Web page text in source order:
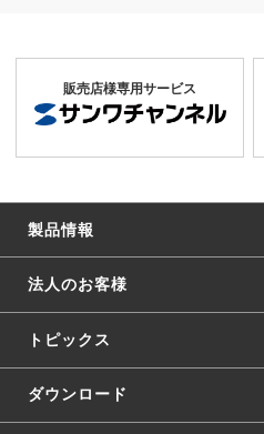
販売店様専用サービス
製品情報
法人のお客様
トピックス
ダウンロード